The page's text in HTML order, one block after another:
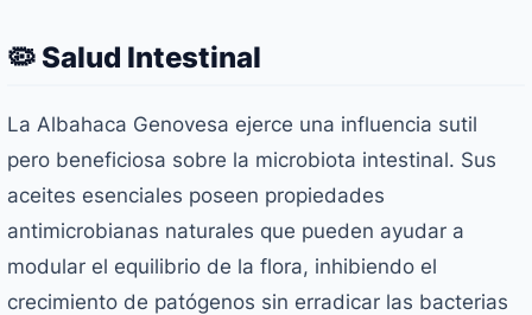
🦠 Salud Intestinal
La Albahaca Genovesa ejerce una influencia sutil
pero beneficiosa sobre la microbiota intestinal. Sus
aceites esenciales poseen propiedades
antimicrobianas naturales que pueden ayudar a
modular el equilibrio de la flora, inhibiendo el
crecimiento de patógenos sin erradicar las bacterias